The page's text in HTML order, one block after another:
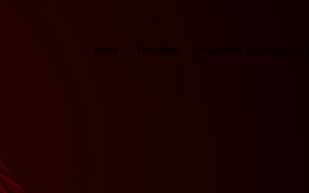
Inicio Nosotros